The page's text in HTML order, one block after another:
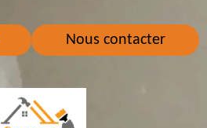
Nous contacter